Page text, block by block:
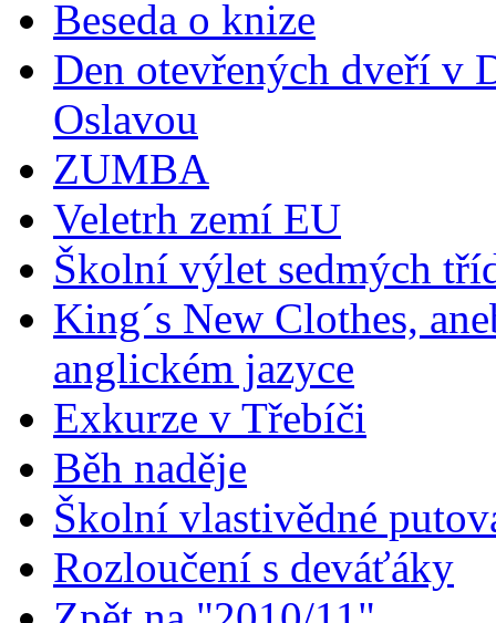
Beseda o knize
Den otevřených dveří v
Oslavou
ZUMBA
Veletrh zemí EU
Školní výlet sedmých
King´s New Clothes,
anglickém jazyce
Exkurze v Třebíči
Běh naděje
Školní vlastivědné
Rozloučení s deváťáky